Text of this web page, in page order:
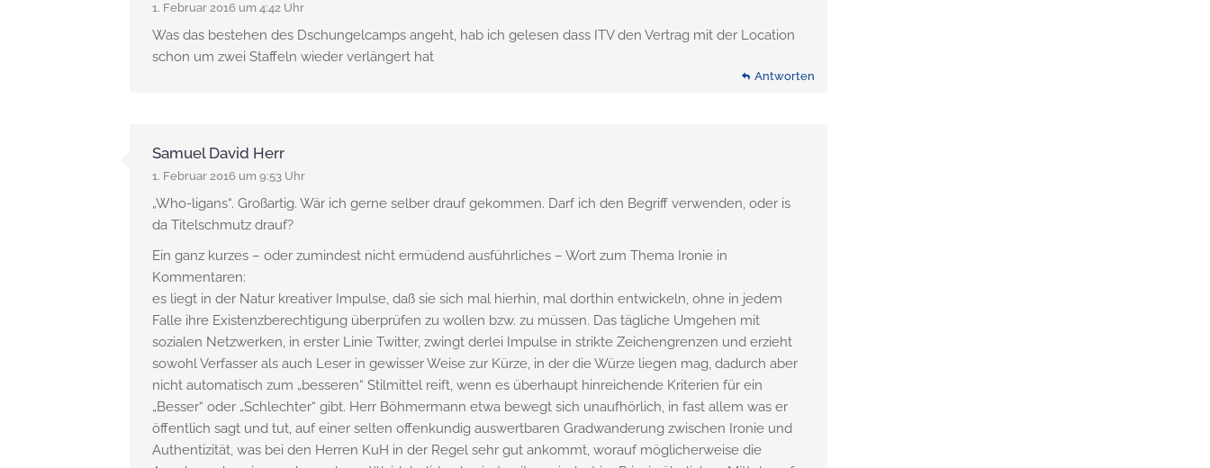
1. Februar 2016 um 4:42 Uhr
Was das bestehen des Dschungelcamps angeht, hab ich gelesen dass ITV den Vertrag mit der Location
schon um zwei Staffeln wieder verlängert hat
Antworten
Samuel David Herr
1. Februar 2016 um 9:53 Uhr
„Who-ligans“. Großartig. Wär ich gerne selber drauf gekommen. Darf ich den Begriff verwenden, oder is
da Titelschmutz drauf?
Ein ganz kurzes – oder zumindest nicht ermüdend ausführliches – Wort zum Thema Ironie in
Kommentaren:
es liegt in der Natur kreativer Impulse, daß sie sich mal hierhin, mal dorthin entwickeln, ohne in jedem
Falle ihre Existenzberechtigung überprüfen zu wollen bzw. zu müssen. Das tägliche Umgehen mit
sozialen Netzwerken, in erster Linie Twitter, zwingt derlei Impulse in strikte Zeichengrenzen und erzieht
sowohl Verfasser als auch Leser in gewisser Weise zur Kürze, in der die Würze liegen mag, dadurch aber
nicht automatisch zum „besseren“ Stilmittel reift, wenn es überhaupt hinreichende Kriterien für ein
„Besser“ oder „Schlechter“ gibt. Herr Böhmermann etwa bewegt sich unaufhörlich, in fast allem was er
öffentlich sagt und tut, auf einer selten offenkundig auswertbaren Gradwanderung zwischen Ironie und
Authentizität, was bei den Herren KuH in der Regel sehr gut ankommt, worauf möglicherweise die